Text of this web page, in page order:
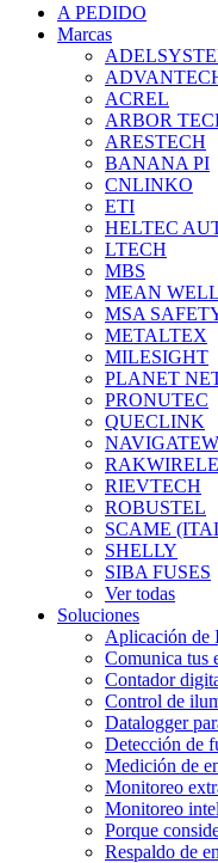
A PEDIDO
Marcas
ACREL
ARBOR
ARESTECH
BANANA PI
CNLINKO
ETI
HELTEC
LTECH
MBS
MEAN WELL
MSA
METALTEX
MILESIGHT
PLANET
PRONUTEC
QUECLINK
RIEVTECH
ROBUSTEL
SCAME
SHELLY
SIBA FUSES
Ver todas
Soluciones
Aplicación de
Comunica tus
Contador
Control de
Datalogger
Detección de
Medición de
Monitoreo
Monitoreo
Porque
Respaldo de